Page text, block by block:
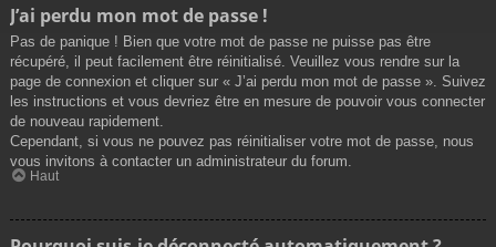
J’ai perdu mon mot de passe !
Pas de panique ! Bien que votre mot de passe ne puisse pas être
récupéré, il peut facilement être réinitialisé. Veuillez vous rendre sur la
page de connexion et cliquer sur « J’ai perdu mon mot de passe ». Suivez
les instructions et vous devriez être en mesure de pouvoir vous connecter
de nouveau rapidement.
Cependant, si vous ne pouvez pas réinitialiser votre mot de passe, nous
vous invitons à contacter un administrateur du forum.
Haut